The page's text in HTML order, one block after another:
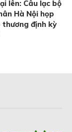
lên: Câu lạc bộ
Hà Nội họp
định kỳ